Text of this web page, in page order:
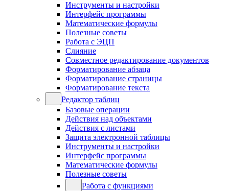
Инструменты и настройки
Интерфейс программы
Математические формулы
Полезные советы
Работа с ЭЦП
Слияние
Совместное редактирование документов
Форматирование абзаца
Форматирование страницы
Форматирование текста
Редактор таблиц
Базовые операции
Действия над объектами
Действия с листами
Защита электронной таблицы
Инструменты и настройки
Интерфейс программы
Математические формулы
Полезные советы
Работа с функциями